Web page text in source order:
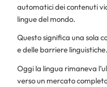
automatici dei contenuti
lingue del mondo.
Questo significa una sola
e delle barriere linguistiche.
Oggi la lingua rimaneva
verso un mercato